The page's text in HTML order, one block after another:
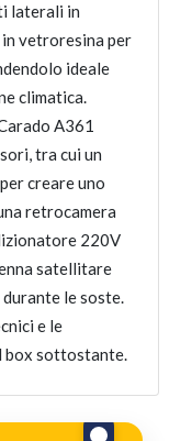
laterali in
vetroresina per
ideale
climatica.
A361
tra cui un
creare uno
retrocamera
220V
satellitare
le soste.
e le
box sottostante.